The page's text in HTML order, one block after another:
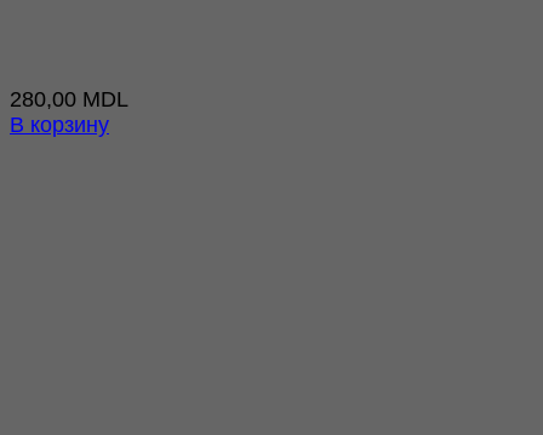
280,00 MDL
В корзину